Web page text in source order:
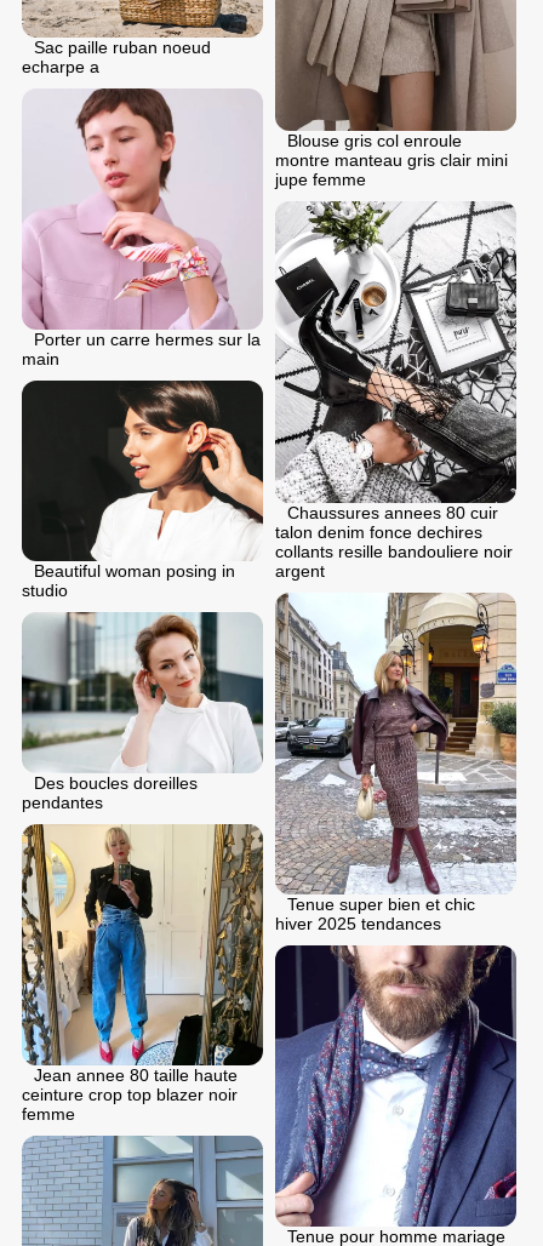
Blouse gris col enroule
montre manteau gris clair mini
jupe femme
Sac paille ruban noeud
echarpe a
Porter un carre hermes sur la
main
Chaussures annees 80 cuir
talon denim fonce dechires
collants resille bandouliere noir
argent
Beautiful woman posing in
studio
Tenue super bien et chic
hiver 2025 tendances
Des boucles doreilles
pendantes
Jean annee 80 taille haute
ceinture crop top blazer noir
femme
Tenue pour homme mariage